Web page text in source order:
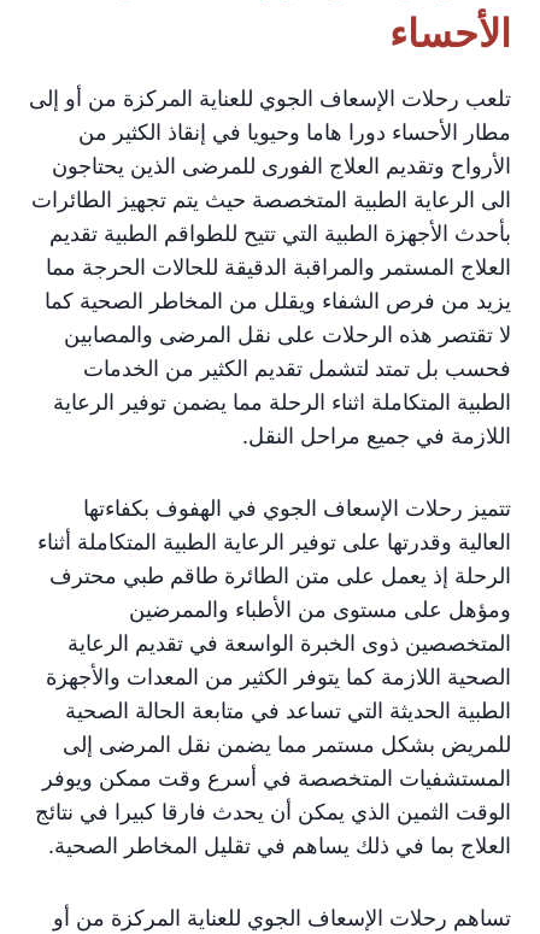
الأحساء
تلعب رحلات الإسعاف الجوي للعناية المركزة من أو إلى
مطار الأحساء دورا هاما وحيويا في إنقاذ الكثير من
الأرواح وتقديم العلاج الفورى للمرضى الذين يحتاجون
الى الرعاية الطبية المتخصصة حيث يتم تجهيز الطائرات
بأحدث الأجهزة الطبية التي تتيح للطواقم الطبية تقديم
العلاج المستمر والمراقبة الدقيقة للحالات الحرجة مما
يزيد من فرص الشفاء ويقلل من المخاطر الصحية كما
لا تقتصر هذه الرحلات على نقل المرضى والمصابين
فحسب بل تمتد لتشمل تقديم الكثير من الخدمات
الطبية المتكاملة اثناء الرحلة مما يضمن توفير الرعاية
اللازمة في جميع مراحل النقل.
تتميز رحلات الإسعاف الجوي في الهفوف بكفاءتها
العالية وقدرتها على توفير الرعاية الطبية المتكاملة أثناء
الرحلة إذ يعمل على متن الطائرة طاقم طبي محترف
ومؤهل على مستوى من الأطباء والممرضين
المتخصصين ذوى الخبرة الواسعة في تقديم الرعاية
الصحية اللازمة كما يتوفر الكثير من المعدات والأجهزة
الطبية الحديثة التي تساعد في متابعة الحالة الصحية
للمريض بشكل مستمر مما يضمن نقل المرضى إلى
المستشفيات المتخصصة في أسرع وقت ممكن ويوفر
الوقت الثمين الذي يمكن أن يحدث فارقا كبيرا في نتائج
العلاج بما في ذلك يساهم في تقليل المخاطر الصحية.
تساهم رحلات الإسعاف الجوي للعناية المركزة من أو